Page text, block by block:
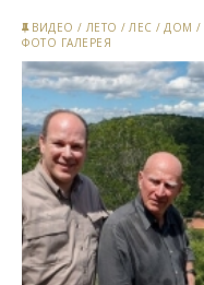
ВИДЕО / ЛЕТО /ЛЕС /ДОМ /
ФОТО ГАЛЕРЕЯ